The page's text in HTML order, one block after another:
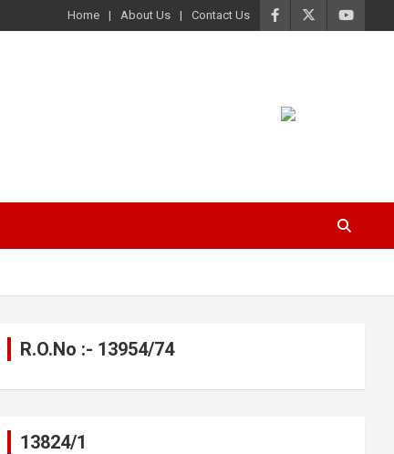
Home About Us Contact Us
R.O.No :- 13954/74
13824/1